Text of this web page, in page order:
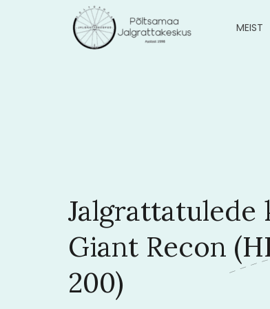
MEIST
Jalgrattatulede
Giant Recon
200)